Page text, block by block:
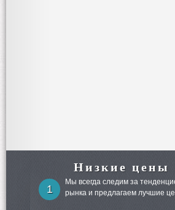
Низкие цены
1
Мы всегда следим за
рынка и предлагаем лучшие